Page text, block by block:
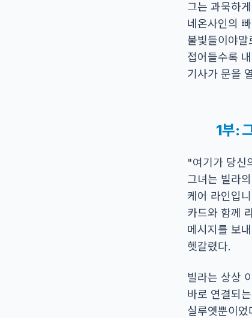
그는 과묵하
네온사인의
불빛들이야
접어들수록
기사가 문을
1부:
"여기가 당신
그녀는 빌라
케어 라인입
카드와 함께
메시지를 보
헷갈렸다.
빌라는 상상
바로 연결되
실루엣뿐이